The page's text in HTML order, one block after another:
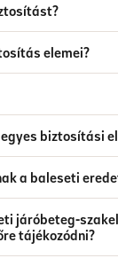
elemei?
biztosítási
a baleseti
járóbeteg-
tájékozódni?